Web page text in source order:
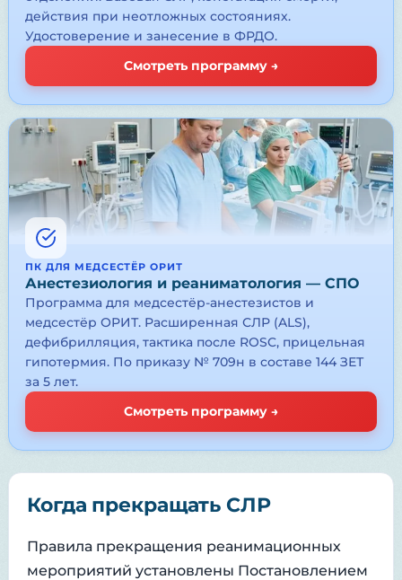
действия при неотложных состояниях.
Удостоверение и занесение в ФРДО.
Смотреть программу →
ПК ДЛЯ МЕДСЕСТЁР ОРИТ
Анестезиология и реаниматология — СПО
Программа для медсестёр-анестезистов и
медсестёр ОРИТ. Расширенная СЛР (ALS),
дефибрилляция, тактика после ROSC, прицельная
гипотермия. По приказу № 709н в составе 144 ЗЕТ
за 5 лет.
Смотреть программу →
Когда прекращать СЛР
Правила прекращения реанимационных
мероприятий установлены Постановлением